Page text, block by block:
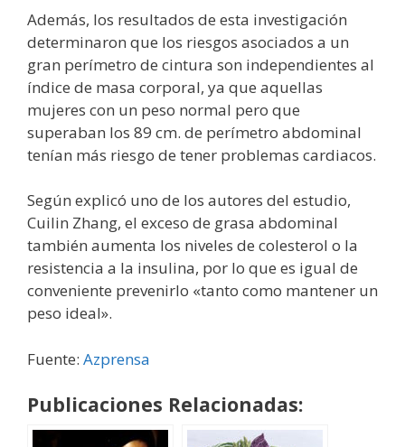
Además, los resultados de esta investigación
determinaron que los riesgos asociados a un
gran perímetro de cintura son independientes al
índice de masa corporal, ya que aquellas
mujeres con un peso normal pero que
superaban los 89 cm. de perímetro abdominal
tenían más riesgo de tener problemas cardiacos.
Según explicó uno de los autores del estudio,
Cuilin Zhang, el exceso de grasa abdominal
también aumenta los niveles de colesterol o la
resistencia a la insulina, por lo que es igual de
conveniente prevenirlo «tanto como mantener un
peso ideal».
Fuente: Azprensa
Publicaciones Relacionadas: